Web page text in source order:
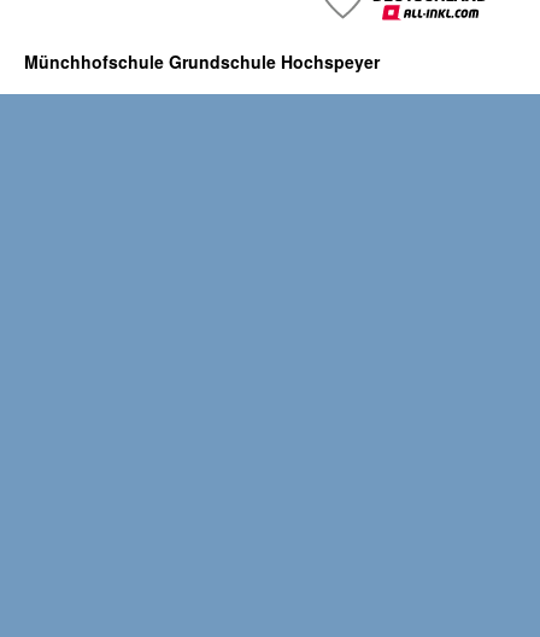
Münchhofschule Grundschule Hochspeyer